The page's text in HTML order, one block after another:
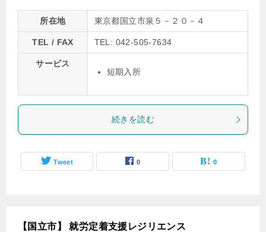
所在地 東京都国立市泉５－２０－４
TEL / FAX TEL: 042-505-7634
サービス
短期入所
続きを読む
Tweet 0 0
【国立市】 就労定着支援レジリエンス